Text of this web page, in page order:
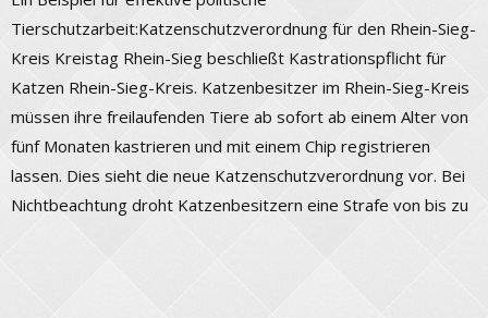
Tierschutzarbeit:Katzenschutzverordnung für den Rhein-Sieg-
Kreis Kreistag Rhein-Sieg beschließt Kastrationspflicht für
Katzen Rhein-Sieg-Kreis. Katzenbesitzer im Rhein-Sieg-Kreis
müssen ihre freilaufenden Tiere ab sofort ab einem Alter von
fünf Monaten kastrieren und mit einem Chip registrieren
lassen. Dies sieht die neue Katzenschutzverordnung vor. Bei
Nichtbeachtung droht Katzenbesitzern eine Strafe von bis zu